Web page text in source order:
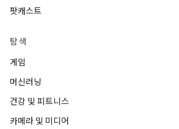
팟캐스트
탐색
게임
머신러닝
건강 및 피트니스
카메라 및 미디어